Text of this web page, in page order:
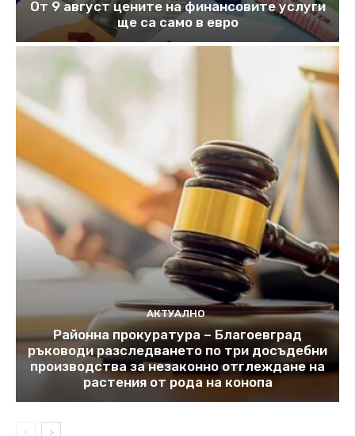
От 9 август цените на финансовите услуги
ще са само в евро
АКТУАЛНО
Районна прокуратура – Благоевград
ръководи разследването по три досъдебни
производства за незаконно отглеждане на
растения от рода на конопа